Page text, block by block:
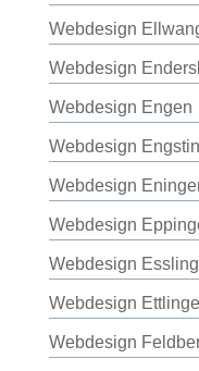
Webdesign
Webdesign
Webdesign Engen
Webdesign
Webdesign
Webdesign
Webdesign
Webdesign
Webdesign